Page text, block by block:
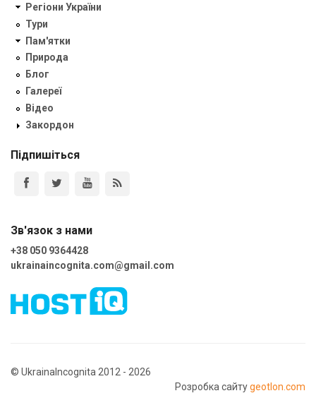
Регіони України
Тури
Пам'ятки
Природа
Блог
Галереї
Відео
Закордон
Підпишіться
Зв'язок з нами
+38 050 9364428
ukrainaincognita.com@gmail.com
© UkrainaIncognita 2012 - 2026
Розробка сайтуgeotlon.com